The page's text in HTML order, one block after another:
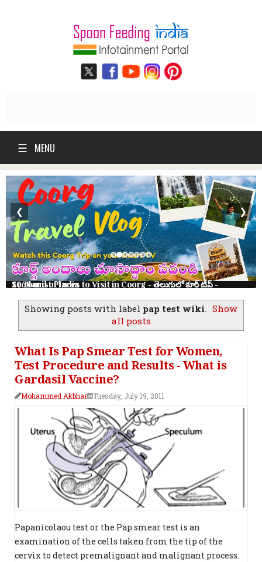
☰ MENU
10 Tourist Places to Visit in Coorg - తెలుగులో కూర్గ్ ట్రిప్ - Scotland of India
❮ ❯
Showing posts with label pap test wiki. Show
all posts
What Is Pap Smear Test for Women,
Test Procedure and Results - What is
Gardasil Vaccine?
Mohammed Akbhar Tuesday, July 19, 2011
Papanicolaou test or the Pap smear test is an
examination of the cells taken from the tip of the
cervix to detect premalignant and malignant process.